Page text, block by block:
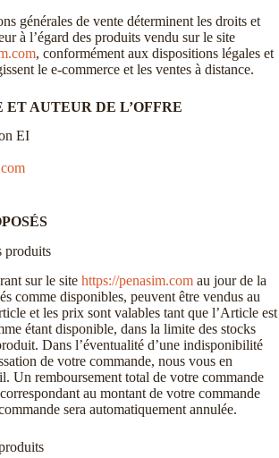
générales de vente déterminent les droits et
à l’égard des produits vendu sur le site
, conformément aux dispositions légales et
le e-commerce et les ventes à distance.
ET AUTEUR DE L’OFFRE
EI
produits
sur le site https://penasim.com au jour de la
comme disponibles, peuvent être vendus au
et les prix sont valables tant que l’Article est
étant disponible, dans la limite des stocks
Dans l’éventualité d’une indisponibilité
de votre commande, nous vous en
Un remboursement total de votre commande
au montant de votre commande
sera automatiquement annulée.